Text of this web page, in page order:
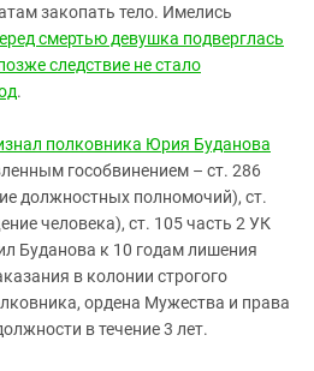
закопать тело. Имелись
смертью девушка подверглась
следствие не стало
.
полковника Юрия Буданова
гособвинением – ст. 286
должностных полномочий), ст.
человека), ст. 105 часть 2 УК
Буданова к 10 годам лишения
в колонии строгого
ордена Мужества и права
в течение 3 лет.